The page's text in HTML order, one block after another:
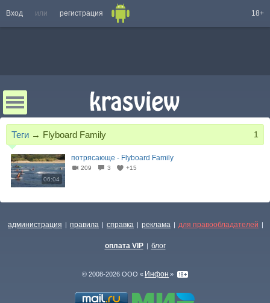
Вход или регистрация 18+
Теги → Flyboard Family 1
06:04
потрясающе - Flyboard Family
209 3 +15
администрация | правила | справка | реклама | для правообладателей |
оплата VIP | блог
© 2008-2026 ООО « Инфон »